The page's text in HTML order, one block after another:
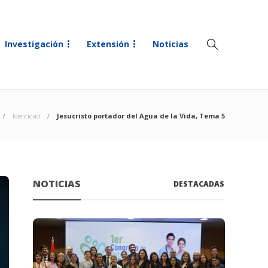
Investigación Extensión Noticias
Identidad Jesucristo portador del Agua de la Vida, Tema 5
NOTICIAS DESTACADAS